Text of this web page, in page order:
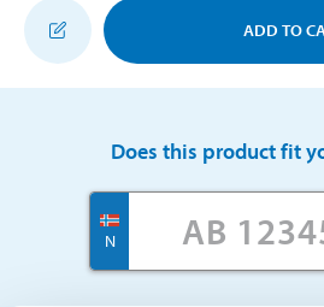
ADD TO
Does this product fit
N